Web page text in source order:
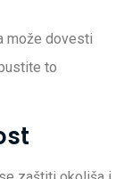
može dovesti
to